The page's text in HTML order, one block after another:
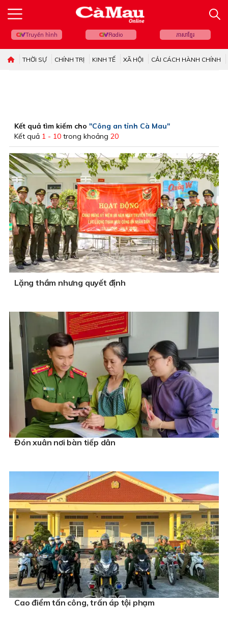
Truyền hình Radio ភាសាខ្មែរ
THỜI SỰ CHÍNH TRỊ KINH TẾ XÃ HỘI CẢI CÁCH HÀNH CHÍNH
Kết quả tìm kiếm cho "Công an tỉnh Cà Mau"
Kết quả 1 - 10 trong khoảng 20
Lặng thầm nhưng quyết định
Đón xuân nơi bàn tiếp dân
Cao điểm tấn công, trấn áp tội phạm